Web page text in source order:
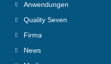
Anwendungen
Quality Seven
Firma
News